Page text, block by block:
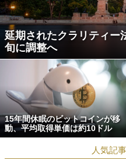
延期されたクラリティー
旬に調整へ
15年間休眠のビットコインが移
動、平均取得単価は約10ドル
人気記